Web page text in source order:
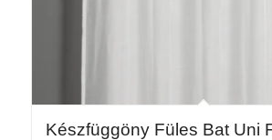
Készfüggöny Füles Bat Uni